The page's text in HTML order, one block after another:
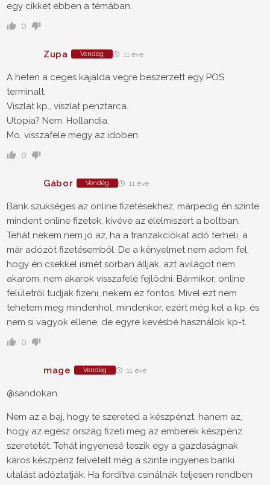
egy cikket ebben a témában.
0
Zupa Vendég 11 éve
A heten a ceges kajalda vegre beszerzett egy POS
terminalt.
Viszlat kp., viszlat penztarca.
Utopia? Nem. Hollandia.
Mo. visszafele megy az idoben.
0
Gábor Vendég 11 éve
Bank szükséges az online fizetésekhez, márpedig én szinte
mindent online fizetek, kivéve az élelmiszert a boltban.
Tehát nekem nem jó az, ha a tranzakcíókat adó terheli, a
már adózót fizetésemből. De a kényelmet nem adom fel,
hogy én csekkel ismét sorban álljak, azt avilágot nem
akarom, nem akarok visszafelé fejlödni. Bármikor, online
felületről tudjak fizeni, nekem ez fontos. Mível ezt nem
tehetem meg mindenhol, mindenkor, ezért még kel a kp, és
nem si vagyok ellene, de egyre kevésbé használok kp-t.
0
mage Vendég 11 éve
@sandokan
Nem az a baj, hogy te szereted a készpénzt, hanem az,
hogy az egész ország fizeti meg az emberek készpénz
szeretetét. Tehát ingyenesé teszik egy a gazdaságnak
káros készpénz felvételt még a szinte ingyenes banki
utalást adóztatják. Ha fordítva csinálnák teljesen rendben